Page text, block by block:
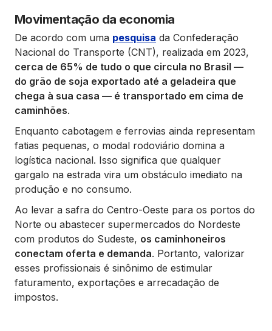
Movimentação da economia
De acordo com uma pesquisa da Confederação
Nacional do Transporte (CNT), realizada em 2023,
cerca de 65% de tudo o que circula no Brasil —
do grão de soja exportado até a geladeira que
chega à sua casa — é transportado em cima de
caminhões.
Enquanto cabotagem e ferrovias ainda representam
fatias pequenas, o modal rodoviário domina a
logística nacional. Isso significa que qualquer
gargalo na estrada vira um obstáculo imediato na
produção e no consumo.
Ao levar a safra do Centro-Oeste para os portos do
Norte ou abastecer supermercados do Nordeste
com produtos do Sudeste, os caminhoneiros
conectam oferta e demanda. Portanto, valorizar
esses profissionais é sinônimo de estimular
faturamento, exportações e arrecadação de
impostos.